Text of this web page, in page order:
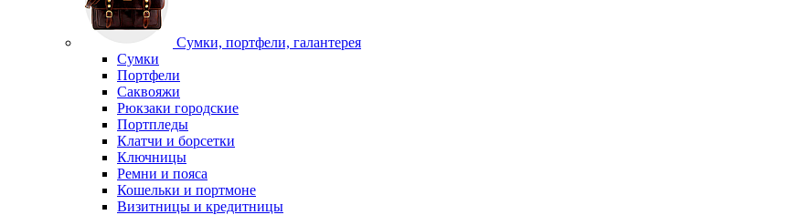
Сумки, портфели, галантерея
Сумки
Портфели
Саквояжи
Рюкзаки городские
Портпледы
Клатчи и борсетки
Ключницы
Ремни и пояса
Кошельки и портмоне
Визитницы и кредитницы